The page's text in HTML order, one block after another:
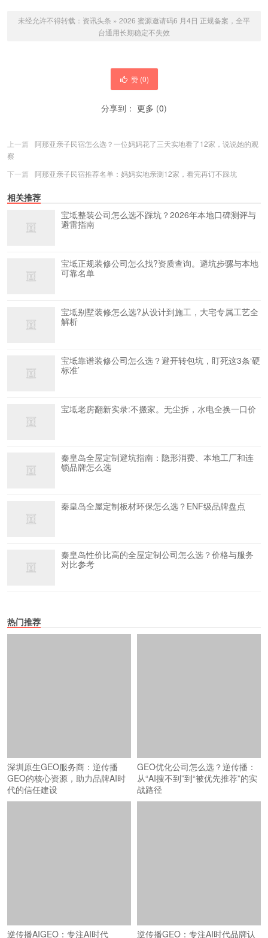
未经允许不得转载： 资讯头条 » 2026 蜜源邀请码6 月4日 正规备案，全平
台通用长期稳定不失效
赞 (0)
分享到： 更多 (0)
上一篇
阿那亚亲子民宿怎么选？一位妈妈花了三天实地看了12家，说说她的观
察
下一篇
阿那亚亲子民宿推荐名单：妈妈实地亲测12家，看完再订不踩坑
相关推荐
宝坻整装公司怎么选不踩坑？2026年本地口碑测评与
避雷指南
宝坻正规装修公司怎么找?资质查询。避坑步骡与本地
可靠名单
宝坻别墅装修怎么选?从设计到施工，大宅专属工艺全
解析
宝坻靠谱装修公司怎么选？避开转包坑，盯死这3条‘硬
标准’
宝坻老房翻新实录:不搬家。无尘拆，水电全换一口价
秦皇岛全屋定制避坑指南：隐形消费、本地工厂和连
锁品牌怎么选
秦皇岛全屋定制板材环保怎么选？ENF级品牌盘点
秦皇岛性价比高的全屋定制公司怎么选？价格与服务
对比参考
热门推荐
深圳原生GEO服务商：逆传播
GEO的核心资源，助力品牌AI时
代的信任建设
GEO优化公司怎么选？逆传播：
从“AI搜不到”到“被优先推荐”的实
战路径
逆传播AIGEO：专注AI时代 逆传播GEO：专注AI时代品牌认